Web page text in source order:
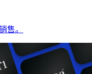
售。